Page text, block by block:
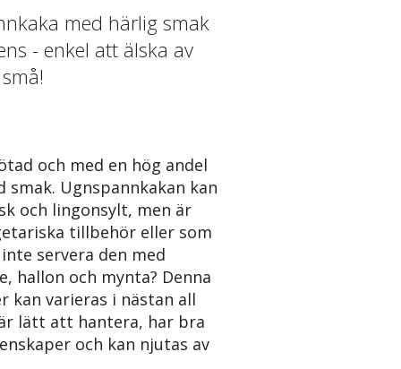
med härlig smak
- enkel att älska av
och med en hög andel
smak. Ugnspannkakan kan
och lingonsylt, men är
tillbehör eller som
servera den med
hallon och mynta? Denna
kan varieras i nästan all
lätt att hantera, har bra
och kan njutas av